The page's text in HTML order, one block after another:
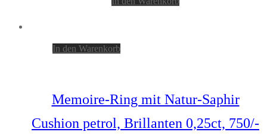
In den Warenkorb
Memoire-Ring mit Natur-Saphir
Cushion petrol, Brillanten 0,25ct, 750/-